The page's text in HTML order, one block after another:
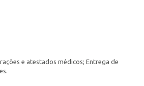
e atestados médicos; Entrega de